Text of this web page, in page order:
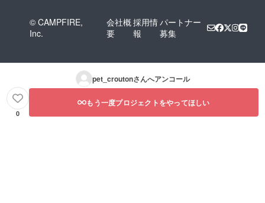
© CAMPFIRE,
Inc.
会社概
要
採用情
報
パートナー
募集
pet_croutonさんへアンコール
0
もう一度プロジェクトをやってほしい